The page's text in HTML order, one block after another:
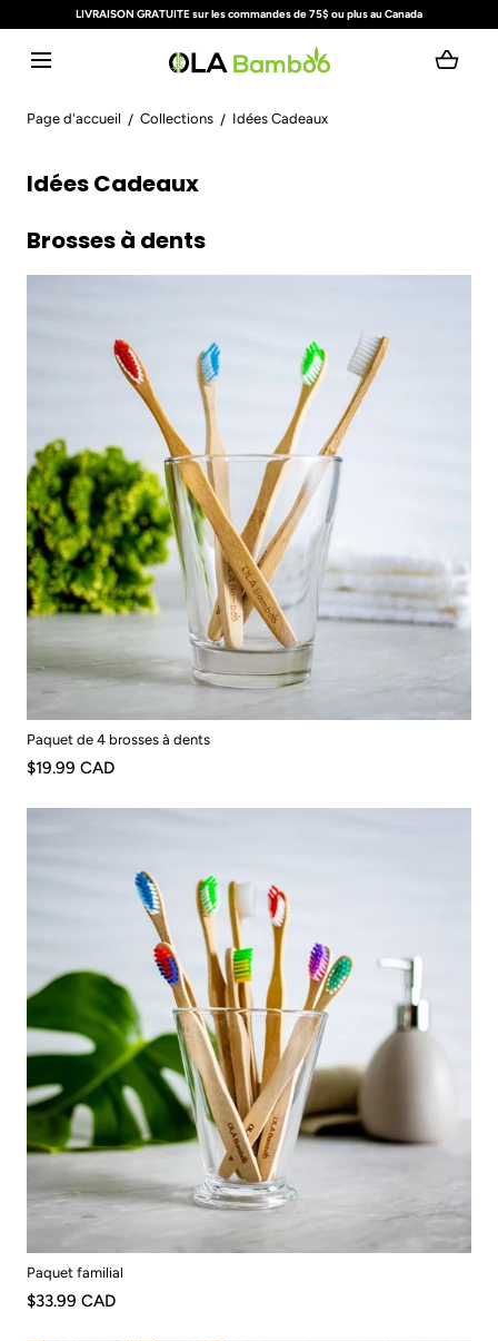
ALLER AU CONTENU
LIVRAISON GRATUITE sur les commandes de 75$ ou plus au Canada
Page d'accueil
Collections Idées Cadeaux
C
l
l
n
:
Idées Cadeaux
Brosses à dents
Paquet de 4 brosses à dents
$19.99 CAD
Paquet familial
$33.99 CAD